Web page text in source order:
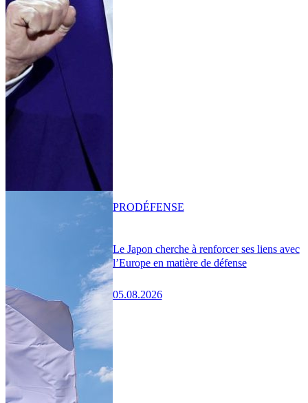
Le Japon cherche à renforcer ses liens avec
l’Europe en matière de défense
05.08.2026
PRODÉFENSE